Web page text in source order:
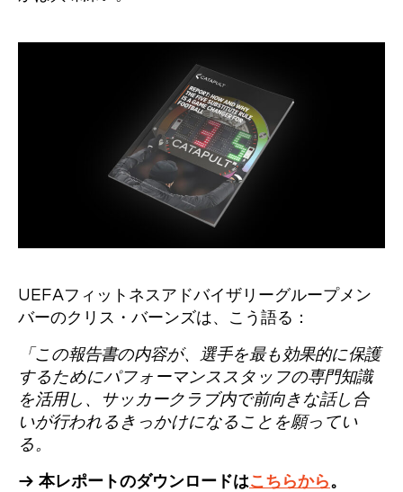
UEFAフィットネスアドバイザリーグループメン
バーのクリス・バーンズは、こう語る：
「この報告書の内容が、選手を最も効果的に保護
するためにパフォーマンススタッフの専門知識
を活用し、サッカークラブ内で前向きな話し合
いが行われるきっかけになることを願ってい
る。
→ 本レポートのダウンロードはこちらから。